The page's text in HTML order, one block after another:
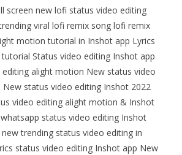
screen new lofi status video editing
viral lofi remix song lofi remix
motion tutorial in Inshot app Lyrics
Status video editing Inshot app
alight motion New status video
status video editing Inshot 2022
video editing alight motion & Inshot
status video editing Inshot
trending status video editing in
status video editing Inshot app New